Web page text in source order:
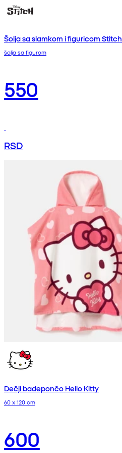
Šolja sa slamkom i figuricom Stitch
šolja sa figurom
550
RSD
Dečji badepončo Hello Kitty
60 x 120 cm
600